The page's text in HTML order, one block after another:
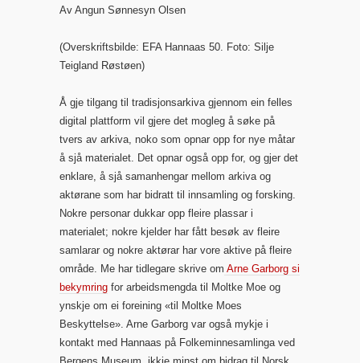
Av Angun Sønnesyn Olsen
(Overskriftsbilde: EFA Hannaas 50. Foto: Silje
Teigland Røstøen)
Å gje tilgang til tradisjonsarkiva gjennom ein felles
digital plattform vil gjere det mogleg å søke på
tvers av arkiva, noko som opnar opp for nye måtar
å sjå materialet. Det opnar også opp for, og gjer det
enklare, å sjå samanhengar mellom arkiva og
aktørane som har bidratt til innsamling og forsking.
Nokre personar dukkar opp fleire plassar i
materialet; nokre kjelder har fått besøk av fleire
samlarar og nokre aktørar har vore aktive på fleire
område. Me har tidlegare skrive om Arne Garborg si
bekymring for arbeidsmengda til Moltke Moe og
ynskje om ei foreining «til Moltke Moes
Beskyttelse». Arne Garborg var også mykje i
kontakt med Hannaas på Folkeminnesamlinga ved